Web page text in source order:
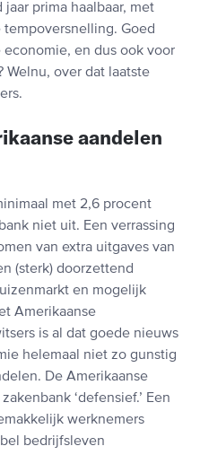
prima haalbaar, met
Goed
en dus ook voor
Welnu, over dat laatste
aandelen
met 2,6 procent
niet uit. Een verrassing
van extra uitgaves van
(sterk) doorzettend
en mogelijk
Amerikaanse
is al dat goede nieuws
helemaal niet zo gunstig
De Amerikaanse
‘defensief.’ Een
werknemers
bedrijfsleven